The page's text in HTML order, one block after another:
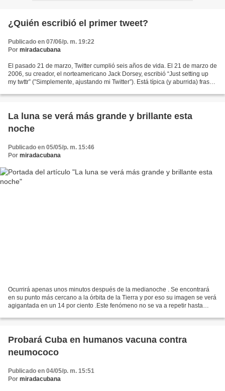
¿Quién escribió el primer tweet?
Publicado en 07/06/p. m. 19:22
Por miradacubana
El pasado 21 de marzo, Twitter cumplió seis años de vida. El 21 de marzo de
2006, su creador, el norteamericano Jack Dorsey, escribió “Just setting up
my twttr” (”Simplemente, ajustando mi Twitter”). Está típica (y aburrida) frase
La luna se verá más grande y brillante esta
noche
Publicado en 05/05/p. m. 15:46
Por miradacubana
Ocurrirá apenas unos minutos después de la medianoche . Se encontrará
en su punto más cercano a la órbita de la Tierra y por eso su imagen se verá
agigantada en un 14 por ciento .Este fenómeno no se va a repetir hasta
Probará Cuba en humanos vacuna contra
neumococo
Publicado en 04/05/p. m. 15:51
Por miradacubana